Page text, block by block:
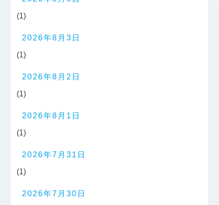
(1)
2026年8月3日
(1)
2026年8月2日
(1)
2026年8月1日
(1)
2026年7月31日
(1)
2026年7月30日